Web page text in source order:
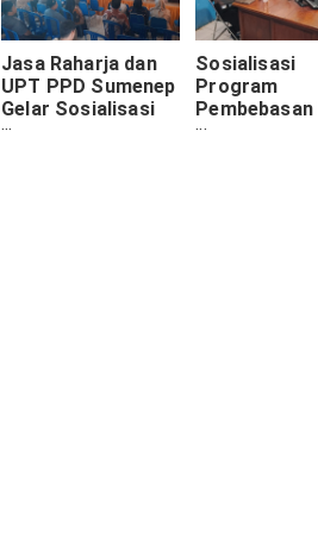
Jasa Raharja dan
UPT PPD Sumenep
Gelar Sosialisasi
Layanan Samsat
Sosialisasi
Program
Daerah di